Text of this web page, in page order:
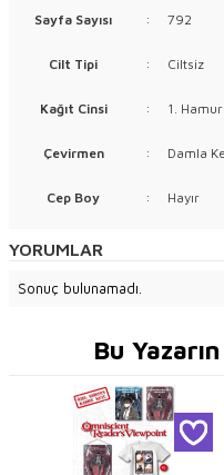
Sayfa Sayısı : 792
Cilt Tipi : Ciltsiz
Kağıt Cinsi : 1. Hamur
Çevirmen : Damla
Cep Boy : Hayır
YORUMLAR
Sonuç bulunamadı.
Bu